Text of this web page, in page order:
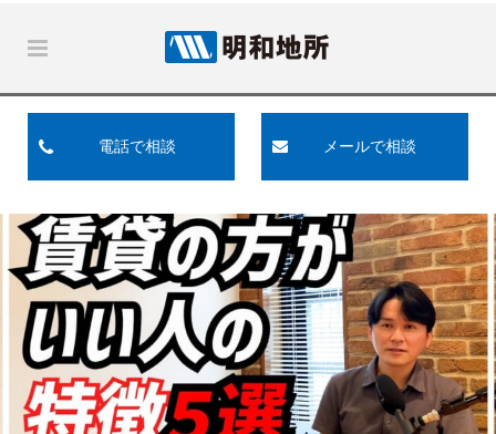
電話で相談 メールで相談